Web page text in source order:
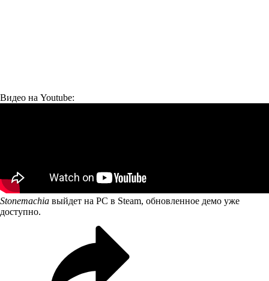
Видео на Youtube:
Stonemachia выйдет на PC в Steam, обновленное демо уже
доступно.